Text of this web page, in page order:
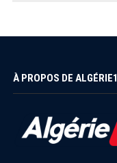
À PROPOS DE ALGÉRIE1